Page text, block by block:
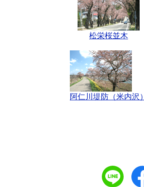
松栄桜並木
阿仁川堤防（米内沢）